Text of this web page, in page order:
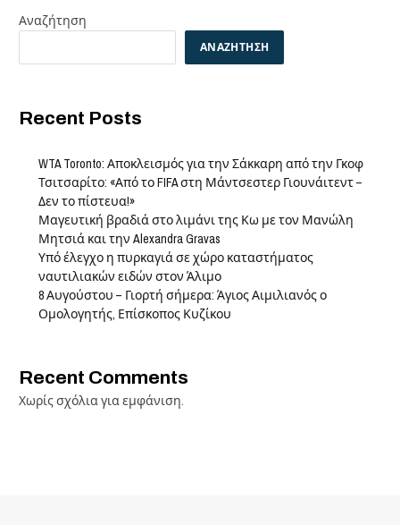
Αναζήτηση
ΑΝΑΖΉΤΗΣΗ
Recent Posts
WTA Toronto: Αποκλεισμός για την Σάκκαρη από την Γκοφ
Τσιτσαρίτο: «Από το FIFA στη Μάντσεστερ Γιουνάιτεντ –
Δεν το πίστευα!»
Μαγευτική βραδιά στο λιμάνι της Κω με τον Μανώλη
Μητσιά και την Alexandra Gravas
Υπό έλεγχο η πυρκαγιά σε χώρο καταστήματος
ναυτιλιακών ειδών στον Άλιμο
8 Αυγούστου – Γιορτή σήμερα: Άγιος Αιμιλιανός ο
Ομολογητής, Επίσκοπος Κυζίκου
Recent Comments
Χωρίς σχόλια για εμφάνιση.